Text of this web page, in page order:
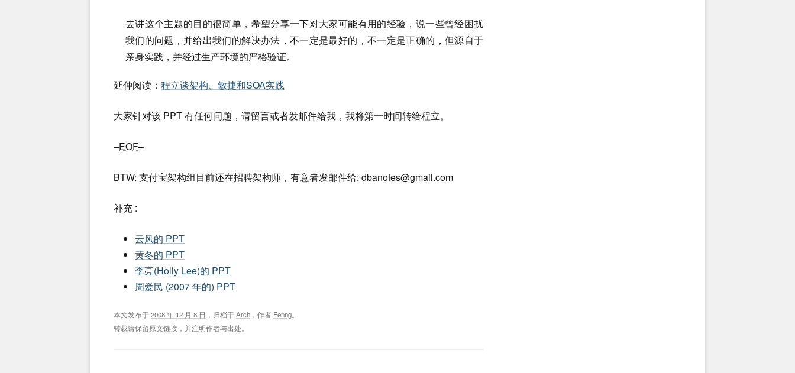
去讲这个主题的目的很简单，希望分享一下对大家可能有用的经验，说一些曾经困扰
我们的问题，并给出我们的解决办法，不一定是最好的，不一定是正确的，但源自于
亲身实践，并经过生产环境的严格验证。
延伸阅读： 程立谈架构、敏捷和SOA实践
大家针对该 PPT 有任何问题，请留言或者发邮件给我，我将第一时间转给程立。
–EOF–
BTW: 支付宝架构组目前还在招聘架构师，有意者发邮件给: dbanotes@gmail.com
补充 :
云风的 PPT
黄冬的 PPT
李亮(Holly Lee)的 PPT
周爱民 (2007 年的) PPT
本文发布于2008 年 12 月 8 日 ，归档于Arch ，作者 Fenng。
转载请保留原文链接，并注明作者与出处。